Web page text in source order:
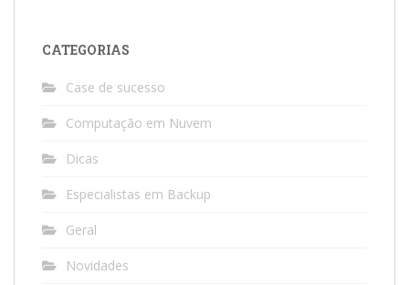
CATEGORIAS
Case de sucesso
Computação em Nuvem
Dicas
Especialistas em Backup
Geral
Novidades